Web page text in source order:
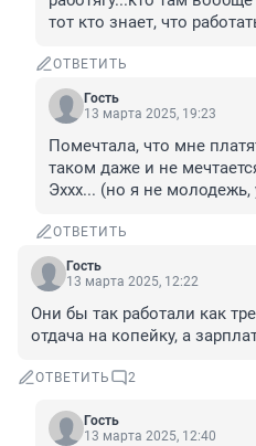
тот кто знает, что
ОТВЕТИТЬ
Гость
13 марта 2025, 19:23
Помечтала, что мне
таком даже и не
Эххх... (но я не
ОТВЕТИТЬ
Гость
13 марта 2025, 12:22
Они бы так работали как
отдача на копейку, а
ОТВЕТИТЬ 2
Гость
13 марта 2025, 12:40